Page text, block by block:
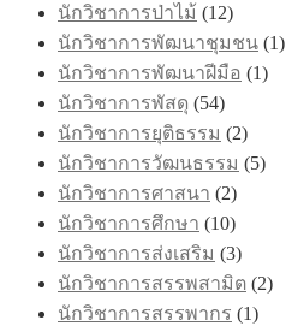
นักวิชาการป่าไม้ (12)
นักวิชาการพัฒนาชุมชน (1)
นักวิชาการพัฒนาฝีมือ (1)
นักวิชาการพัสดุ (54)
นักวิชาการยุติธรรม (2)
นักวิชาการวัฒนธรรม (5)
นักวิชาการศาสนา (2)
นักวิชาการศึกษา (10)
นักวิชาการส่งเสริม (3)
นักวิชาการสรรพสามิต (2)
นักวิชาการสรรพากร (1)